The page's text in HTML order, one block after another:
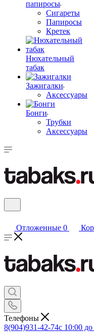
папиросы
Сигареты
Папиросы
Кретек
Нюхательный
табак
Зажигалки
Аксессуары
Бонги
Трубки
Аксессуары
Отложенные 0
Телефоны
8(904)931-42-74с 10:00